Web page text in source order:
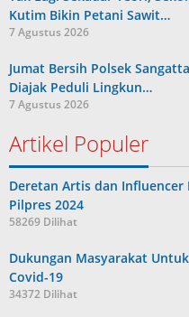
Kutim Bikin Petani Sawit…
7 Agustus 2026
Jumat Bersih Polsek
Diajak Peduli Lingkun…
7 Agustus 2026
Artikel Populer
Deretan Artis dan
Pilpres 2024
58269 Dilihat
Dukungan Masyarakat
Covid-19
34372 Dilihat